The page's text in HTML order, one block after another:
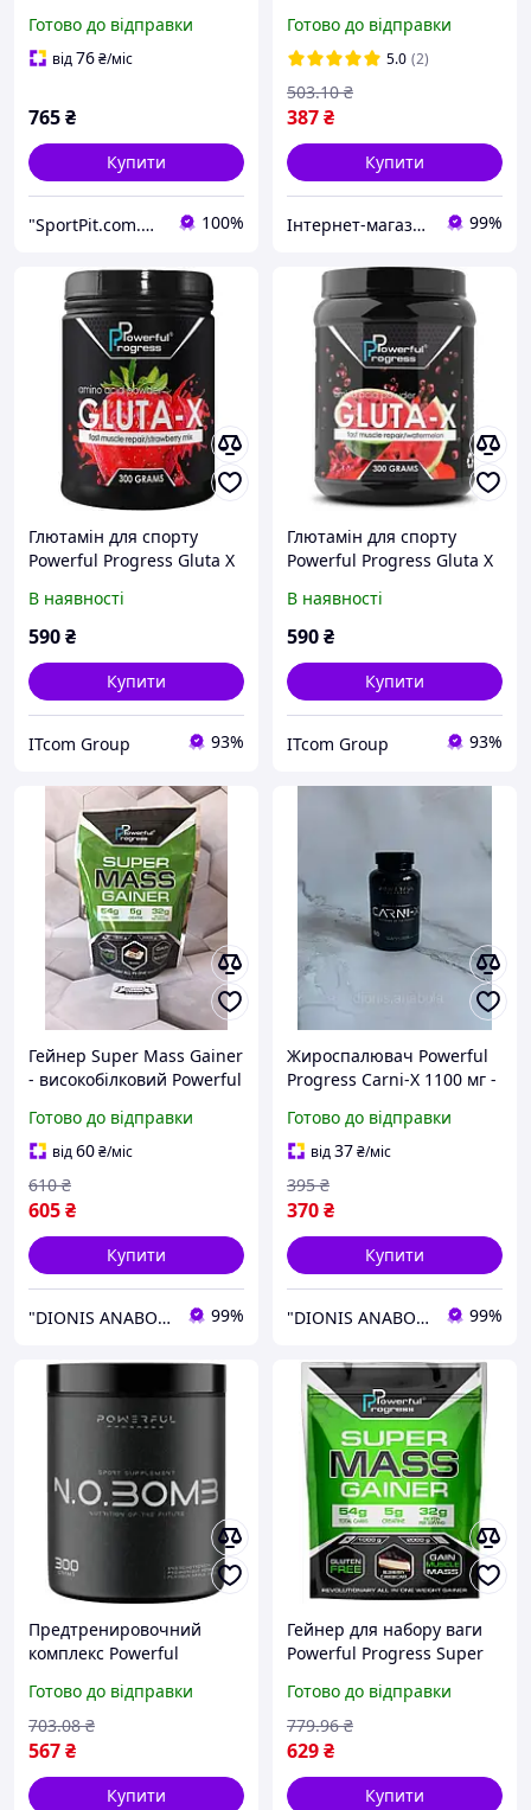
500 g 50 servings
Strawberry (000013514)
Готово до відправки
від76₴/міс
765₴
Купити
"SportPit.com.ua"- Интернет-магазин спортивного питания. 100%
капс star
Готово до відправки
5.0 (2)
387₴
503.10 ₴
Купити
Інтернет-магазин Vitaminka 99%
Глютамін для спорту
Powerful Progress Gluta Х
Strawberry (000013520)
D15-2026
В наявності
590₴
Купити
ITcom Group 93%
Глютамін для спорту
Powerful Progress Gluta Х
Watermelon (000013522)
D15-2026
В наявності
590₴
Купити
ITcom Group 93%
Гейнер Super Mass Gainer
- високобілковий Powerful
Готово до відправки
від60₴/міс
605₴
610 ₴
Купити
"DIONIS ANABOLA" 99%
Жироспалювач Powerful
Progress Carni-X 1100 мг -
Готово до відправки
від37₴/міс
370₴
395 ₴
Купити
"DIONIS ANABOLA" 99%
Предтренировочний
комплекс Powerful
NO ананс
Готово до відправки
567₴
703.08 ₴
Купити
Гейнер для набору ваги
Powerful Progress Super
Чорничний чізкейк
Готово до відправки
629₴
779.96 ₴
Купити